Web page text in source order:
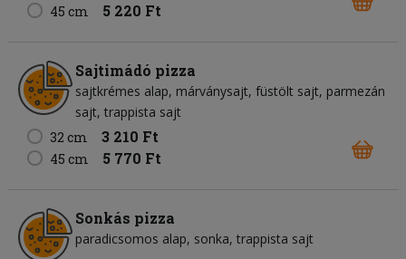
45 cm 5 220 Ft
Sajtimádó pizza
sajtkrémes alap márványsajt füstölt sajt parmezán
sajt trappista sajt
32 cm
3 210 Ft
45 cm 5 770 Ft
Sonkás pizza
paradicsomos alap sonka trappista sajt